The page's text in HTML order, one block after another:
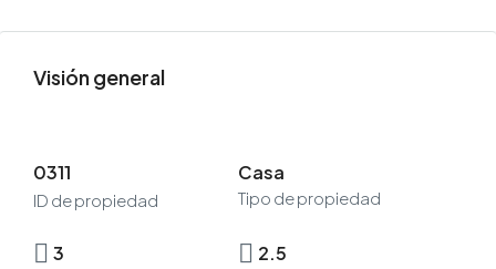
Visión general
0311
ID de propiedad
Casa
Tipo de propiedad
3 2.5